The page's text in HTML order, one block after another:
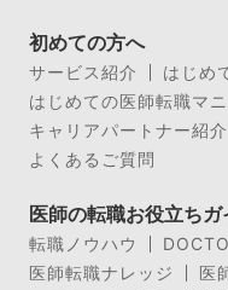
初めての方へ
サービス紹介
はじめ
はじめての医師転職マ
キャリアパートナー紹介
よくあるご質問
医師の転職お役立ちガ
転職ノウハウ
医師転職ナレッジ
医